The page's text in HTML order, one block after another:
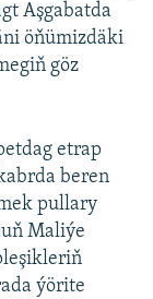
Aşgabatda
öňümizdäki
göz
etrap
beren
pullary
Maliýe
ýörite